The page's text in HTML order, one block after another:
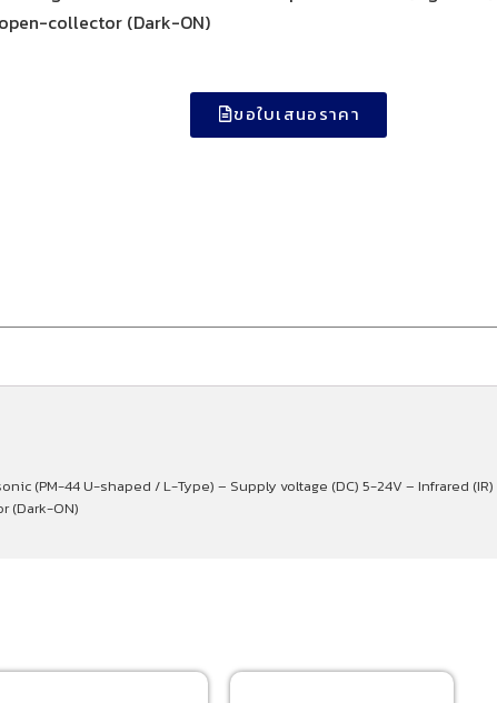
open-collector (Dark-ON)
ขอใบเสนอราคา
(PM-44 U-shaped / L-Type) – Supply voltage (DC) 5-24V – Infrared
(Dark-ON)